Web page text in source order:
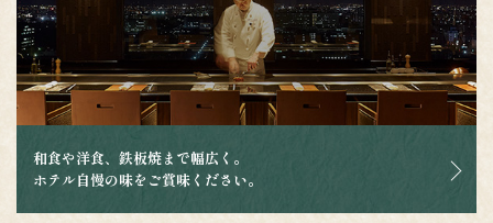
和食や洋食、鉄板焼まで幅広く。
ホテル自慢の味をご賞味ください。